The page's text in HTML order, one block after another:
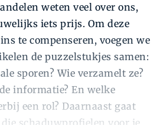
weten veel over ons,
iets prijs. Om deze
te compenseren, voegen we
de puzzelstukjes samen:
sporen? Wie verzamelt ze?
informatie? En welke
een rol? Daarnaast gaat
schaduwprofielen voor je